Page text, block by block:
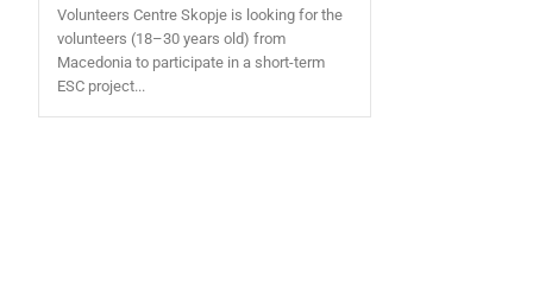
Volunteers Centre Skopje is looking for the
volunteers (18–30 years old) from
Macedonia to participate in a short-term
ESC project...